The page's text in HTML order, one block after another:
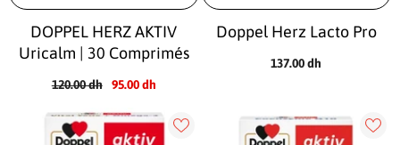
DOPPEL HERZ AKTIV
Uricalm | 30 Comprimés
120.00 dh 95.00 dh
Doppel Herz Lacto Pro
137.00 dh